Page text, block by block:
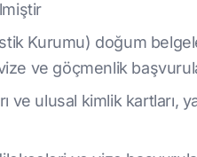
Kurumu) doğum
ve göçmenlik
ve ulusal kimlik kartları,